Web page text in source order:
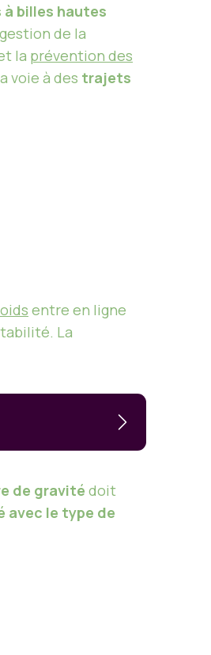
billes hautes
de la
la prévention des
voie à des trajets
entre en ligne
La
de gravité doit
avec le type de